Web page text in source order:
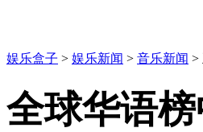
娱乐盒子 > 娱乐新闻 > 音乐新闻 >
全球华语